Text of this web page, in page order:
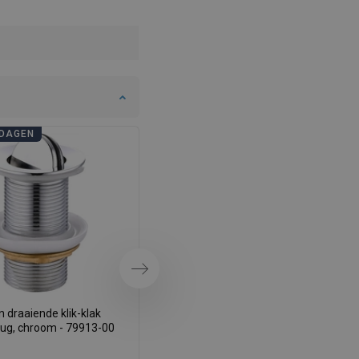
draaiende klik-klak
chroom - 79913-00
Volgende
SLOVENIAN